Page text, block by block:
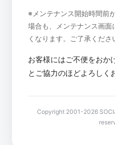
※メンテナンス開始時間前
場合も、メンテナンス画
くなります。ご了承くださ
お客様にはご不便をおか
とご協力のほどよろしく
Copyright 2001-2026